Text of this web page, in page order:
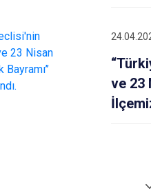
ve 23